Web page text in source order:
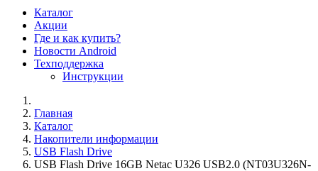
Каталог
Акции
Где и как купить?
Новости Android
Техподдержка
Инструкции
Главная
Каталог
Накопители информации
USB Flash Drive
USB Flash Drive 16GB Netac U326 USB2.0 (NT03U326N-